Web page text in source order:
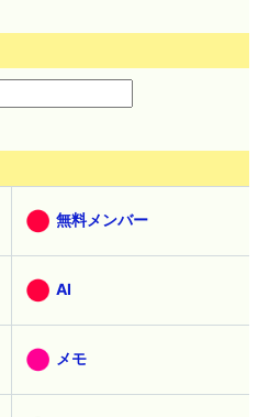
無料メンバー
AI
メモ